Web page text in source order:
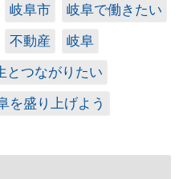
岐阜市 岐阜で働きたい
不動産 岐阜
とつながりたい
を盛り上げよう